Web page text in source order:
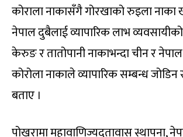
कोराला नाकासँगै गोरखाको रुइला नाका
नेपाल दुबैलाई व्यापारिक लाभ
केरुङ र तातोपानी नाकाभन्दा चीन र
कोरोला नाकाले व्यापारिक सम्बन्ध
बताए ।
पोखरामा महावाणिज्यदूतावास स्थापना,